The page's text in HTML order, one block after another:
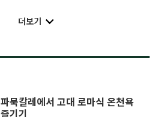
더보기
파묵칼레에서 고대 로마식 온천욕
즐기기